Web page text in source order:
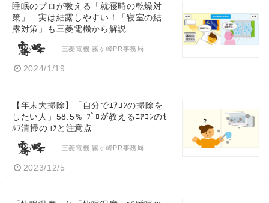
睡眠のプロが教える「就寝時の乾燥対
策」 実は結露しやすい！「寝室の結
露対策」も三菱電機から解説
三菱電機 霧ヶ峰PR事務局
2024/1/19
【年末大掃除】「自分でｴｱｺﾝの掃除を
したい人」58.5％ ﾌﾟﾛが教えるｴｱｺﾝのｾ
ﾙﾌ清掃のｺﾂと注意点
三菱電機 霧ヶ峰PR事務局
2023/12/5